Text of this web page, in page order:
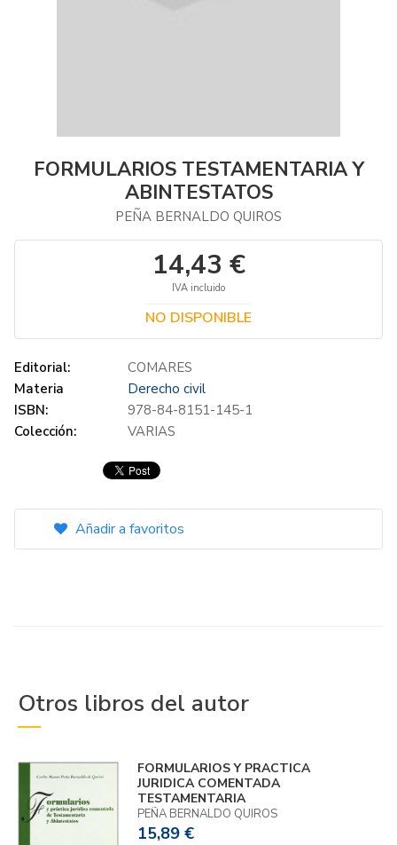
FORMULARIOS TESTAMENTARIA Y
ABINTESTATOS
PEÑA BERNALDO QUIROS
14,43 €
IVA incluido
NO DISPONIBLE
Editorial:
COMARES
Materia
Derecho civil
ISBN:
978-84-8151-145-1
Colección:
VARIAS
Añadir a favoritos
Otros libros del autor
FORMULARIOS Y PRACTICA
JURIDICA COMENTADA
TESTAMENTARIA
PEÑA BERNALDO QUIROS
15,89 €